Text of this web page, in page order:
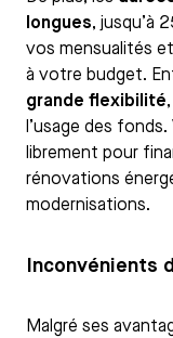
longues, jusqu’à
vos mensualités
à votre budget.
grande flexibilité
l’usage des
librement pour
rénovations
modernisations.
Inconvénients
Malgré ses